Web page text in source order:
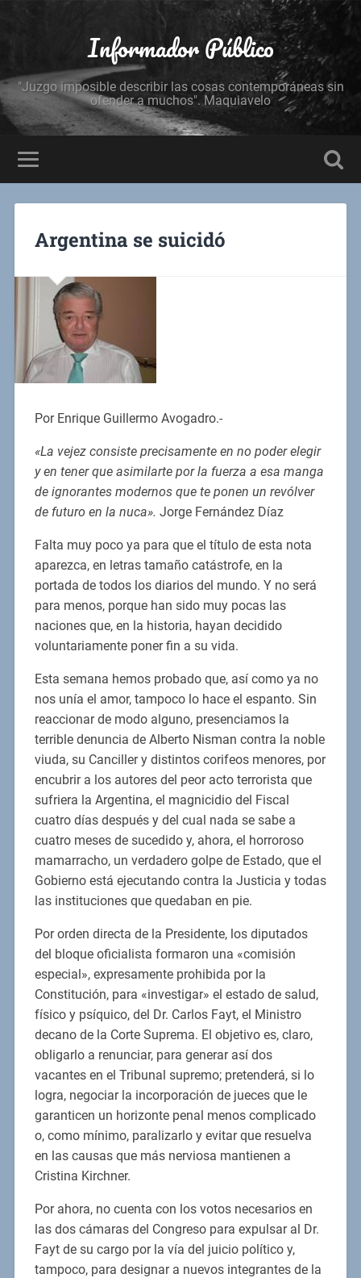
Informador Público
"Juzgo imposible describir las cosas contemporáneas sin
ofender a muchos". Maquiavelo
Argentina se suicidó
Por Enrique Guillermo Avogadro.-
«La vejez consiste precisamente en no poder elegir
y en tener que asimilarte por la fuerza a esa manga
de ignorantes modernos que te ponen un revólver
de futuro en la nuca». Jorge Fernández Díaz
Falta muy poco ya para que el título de esta nota
aparezca, en letras tamaño catástrofe, en la
portada de todos los diarios del mundo. Y no será
para menos, porque han sido muy pocas las
naciones que, en la historia, hayan decidido
voluntariamente poner fin a su vida.
Esta semana hemos probado que, así como ya no
nos unía el amor, tampoco lo hace el espanto. Sin
reaccionar de modo alguno, presenciamos la
terrible denuncia de Alberto Nisman contra la noble
viuda, su Canciller y distintos corifeos menores, por
encubrir a los autores del peor acto terrorista que
sufriera la Argentina, el magnicidio del Fiscal
cuatro días después y del cual nada se sabe a
cuatro meses de sucedido y, ahora, el horroroso
mamarracho, un verdadero golpe de Estado, que el
Gobierno está ejecutando contra la Justicia y todas
las instituciones que quedaban en pie.
Por orden directa de la Presidente, los diputados
del bloque oficialista formaron una «comisión
especial», expresamente prohibida por la
Constitución, para «investigar» el estado de salud,
físico y psíquico, del Dr. Carlos Fayt, el Ministro
decano de la Corte Suprema. El objetivo es, claro,
obligarlo a renunciar, para generar así dos
vacantes en el Tribunal supremo; pretenderá, si lo
logra, negociar la incorporación de jueces que le
garanticen un horizonte penal menos complicado
o, como mínimo, paralizarlo y evitar que resuelva
en las causas que más nerviosa mantienen a
Cristina Kirchner.
Por ahora, no cuenta con los votos necesarios en
las dos cámaras del Congreso para expulsar al Dr.
Fayt de su cargo por la vía del juicio político y,
tampoco, para designar a nuevos integrantes de la